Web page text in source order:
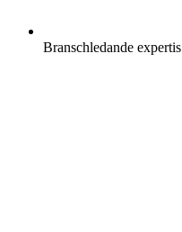
Branschledande expertis